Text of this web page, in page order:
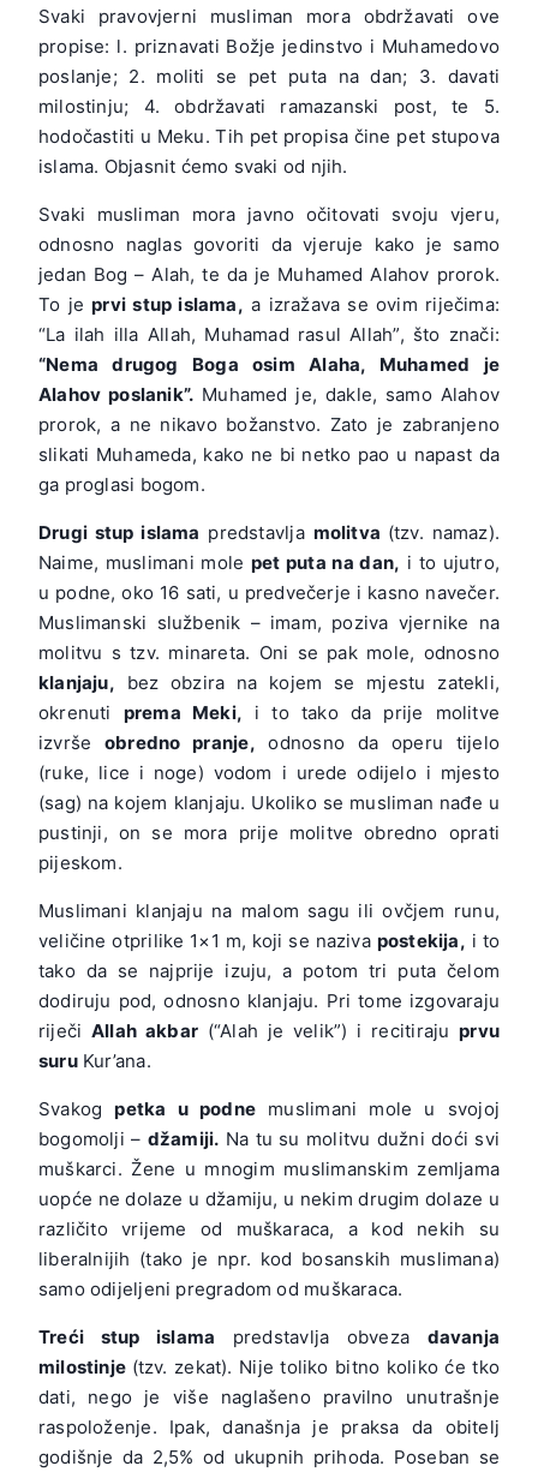
Svaki pravovjerni musliman mora obdržavati ove
propise: l. priznavati Božje jedinstvo i Muhamedovo
poslanje; 2. moliti se pet puta na dan; 3. davati
milostinju; 4. obdržavati ramazanski post, te 5.
hodočastiti u Meku. Tih pet propisa čine pet stupova
islama. Objasnit ćemo svaki od njih.
Svaki musliman mora javno očitovati svoju vjeru,
odnosno naglas govoriti da vjeruje kako je samo
jedan Bog – Alah, te da je Muhamed Alahov prorok.
To jeprvi stup islama, a izražava se ovim riječima:
“La ilah illa Allah, Muhamad rasul Allah”, što znači:
“Nema drugog Boga osim Alaha, Muhamed je
Alahov poslanik”. Muhamed je, dakle, samo Alahov
prorok, a ne nikavo božanstvo. Zato je zabranjeno
slikati Muhameda, kako ne bi netko pao u napast da
ga proglasi bogom.
Drugi stup islama predstavlja molitva (tzv. namaz).
Naime, muslimani mole pet puta na dan, i to ujutro,
u podne, oko 16 sati, u predvečerje i kasno navečer.
Muslimanski službenik – imam, poziva vjernike na
molitvu s tzv. minareta. Oni se pak mole, odnosno
klanjaju, bez obzira na kojem se mjestu zatekli,
okrenuti prema Meki, i to tako da prije molitve
izvršeobredno pranje, odnosno da operu tijelo
(ruke, lice i noge) vodom i urede odijelo i mjesto
(sag) na kojem klanjaju. Ukoliko se musliman nađe u
pustinji, on se mora prije molitve obredno oprati
pijeskom.
Muslimani klanjaju na malom sagu ili ovčjem runu,
veličine otprilike 1×1 m, koji se naziva postekija, i to
tako da se najprije izuju, a potom tri puta čelom
dodiruju pod, odnosno klanjaju. Pri tome izgovaraju
riječiAllah akbar(“Alah je velik”) i recitirajuprvu
suruKur’ana.
Svakogpetka u podne muslimani mole u svojoj
bogomolji – džamiji. Na tu su molitvu dužni doći svi
muškarci. Žene u mnogim muslimanskim zemljama
uopće ne dolaze u džamiju, u nekim drugim dolaze u
različito vrijeme od muškaraca, a kod nekih su
liberalnijih (tako je npr. kod bosanskih muslimana)
samo odijeljeni pregradom od muškaraca.
Treći stup islama predstavlja obveza davanja
milostinje (tzv. zekat). Nije toliko bitno koliko će tko
dati, nego je više naglašeno pravilno unutrašnje
raspoloženje. Ipak, današnja je praksa da obitelj
godišnje da 2,5% od ukupnih prihoda. Poseban se